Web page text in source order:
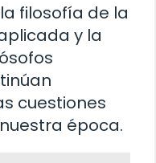
filosofía de la
y la
cuestiones
época.